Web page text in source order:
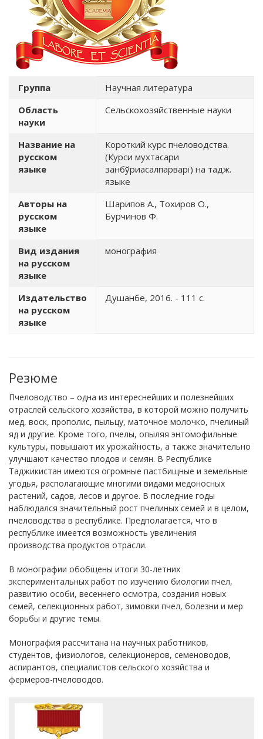
Группа
Научная литература
Область
науки
Сельскохозяйственные науки
Название на
русском
языке
Короткий курс пчеловодства.
(Курси мухтасари
занбўриасалпарварї) на тадж.
языке
Авторы на
русском
языке
Шарипов А., Тохиров О.,
Бурчинов Ф.
Вид издания
на русском
языке
монография
Издательство
на русском
языке
Душанбе, 2016. - 111 с.
Резюме
Пчеловодство – одна из интереснейших и полезнейших
отраслей сельского хозяйства, в которой можно получить
мед, воск, прополис, пыльцу, маточное молочко, пчелиный
яд и другие. Кроме того, пчелы, опыляя энтомофильные
культуры, повышают их урожайность, а также значительно
улучшают качество плодов и семян. В Республике
Таджикистан имеются огромные пастбищные и земельные
угодья, располагающие многими видами медоносных
растений, садов, лесов и другое. В последние годы
наблюдался значительный рост пчелиных семей и в целом,
пчеловодства в республике. Предполагается, что в
республике имеется возможность увеличения
производства продуктов отрасли.
В монографии обобщены итоги 30-летних
экспериментальных работ по изучению биологии пчел,
развитию особи, весеннего осмотра, создания новых
семей, селекционных работ, зимовки пчел, болезни и мер
борьбы и другие темы.
Монография рассчитана на научных работников,
студентов, физиологов, селекционеров, семеноводов,
аспирантов, специалистов сельского хозяйства и
фермеров-пчеловодов.